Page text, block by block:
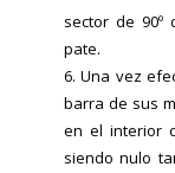
sector de
pate.
6. Una vez
barra de sus
en el interior
siendo nulo